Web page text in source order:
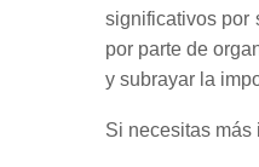
significativos por
por parte de
y subrayar la
Si necesitas más